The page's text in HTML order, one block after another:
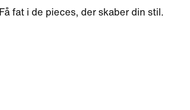
Få fat i de pieces, der skaber din stil.